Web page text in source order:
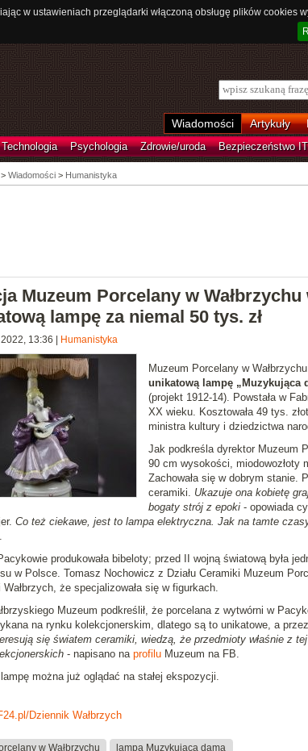
w ustawieniach przeglądarki włączoną obsługę plików
Wiadomości Artykuły
Technologia Psychologia Zdrowie/uroda Bezpieczeństwo IT
Wiadomości > Humanistyka
Muzeum Porcelany w Wałbrzychu
lampę za niemal 50 tys. zł
13:36 Humanistyka
Muzeum Porcelany w Wałbrzychu
unikatową lampę „Muzykująca
(projekt 1912-14). Powstała w
XX wieku. Kosztowała 49 tys.
ministra kultury i dziedzictwa
Jak podkreśla dyrektor Muzeum
90 cm wysokości, miodowozłoty
Zachowała się w dobrym stanie.
ceramiki. Ukazuje ona kobietę
bogaty strój z epoki- opowiada
Co też ciekawe, jest to lampa elektryczna. Jak na tamte
produkowała bibeloty; przed II wojną światową była
w Polsce. Tomasz Nochowicz z Działu Ceramiki Muzeum
Wałbrzych, że specjalizowała się w figurkach.
Muzeum podkreślił, że porcelana z wytwórni w
na rynku kolekcjonerskim, dlatego są to unikatowe, a
się światem ceramiki, wiedzą, że przedmioty właśnie z
- napisano na profilu Muzeum na FB.
można już oglądać na stałej ekspozycji.
Dziennik Wałbrzych
w Wałbrzychu lampa Muzykująca dama